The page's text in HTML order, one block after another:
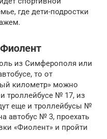
где дети-подростки
из Симферополя или
то от
километр» можно
троллейбусе № 17, из
еще и троллейбусы №
автобус № 3, проехать
«Фиолент» и пройти